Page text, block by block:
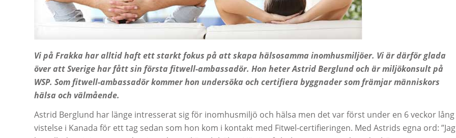
Vi på Frakka har alltid haft ett starkt fokus på att skapa hälsosamma inomhusmiljöer. Vi är därför glada
över att Sverige har fått sin första fitwell-ambassadör. Hon heter Astrid Berglund och är miljökonsult på
WSP. Som fitwell-ambassadör kommer hon undersöka och certifiera byggnader som främjar människors
hälsa och välmående.
Astrid Berglund har länge intresserat sig för inomhusmiljö och hälsa men det var först under en 6 veckor lång
vistelse i Kanada för ett tag sedan som hon kom i kontakt med Fitwel-certifieringen. Med Astrids egna ord: ”Jag